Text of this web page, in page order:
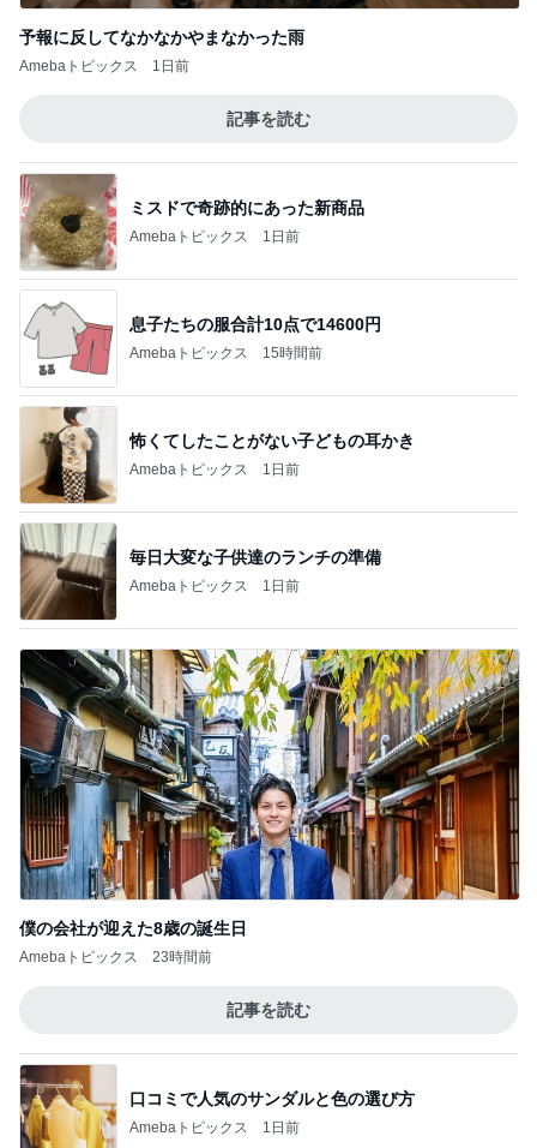
予報に反してなかなかやまなかった雨
Amebaトピックス 1日前
記事を読む
ミスドで奇跡的にあった新商品
Amebaトピックス 1日前
息子たちの服合計10点で14600円
Amebaトピックス 15時間前
怖くてしたことがない子どもの耳かき
Amebaトピックス 1日前
毎日大変な子供達のランチの準備
Amebaトピックス 1日前
僕の会社が迎えた8歳の誕生日
Amebaトピックス 23時間前
記事を読む
口コミで人気のサンダルと色の選び方
Amebaトピックス 1日前